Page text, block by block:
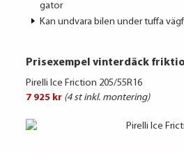
gator
Kan undvara bilen under tuffa
Prisexempel vinterdäck
Pirelli Ice Friction 205/55R16
7 925 kr (4 st inkl. montering)